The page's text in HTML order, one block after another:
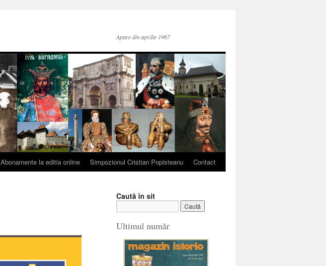
Apare din aprilie 1967
Abonamente la editia online Simpozionul Cristian Popisteanu Contact
Caută în sit
Ultimul număr